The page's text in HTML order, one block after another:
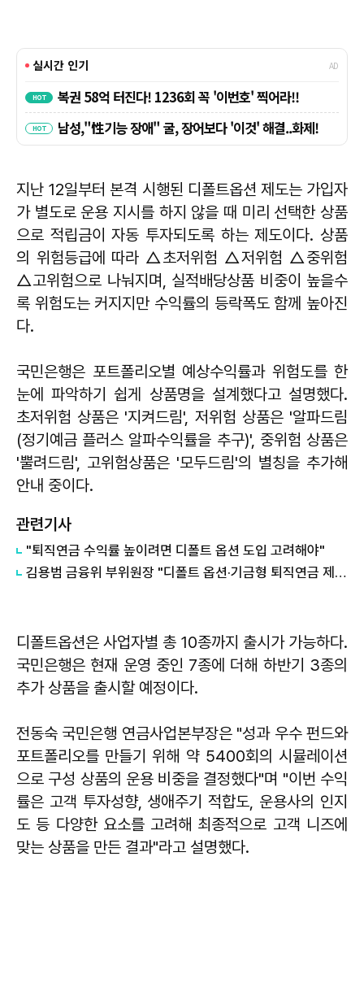
지난 12일부터 본격 시행된 디폴트옵션 제도는 가입자
가 별도로 운용 지시를 하지 않을 때 미리 선택한 상품
으로 적립금이 자동 투자되도록 하는 제도이다. 상품
의 위험등급에 따라 △초저위험 △저위험 △중위험
△고위험으로 나눠지며, 실적배당상품 비중이 높을수
록 위험도는 커지지만 수익률의 등락폭도 함께 높아진
다.
국민은행은 포트폴리오별 예상수익률과 위험도를 한
눈에 파악하기 쉽게 상품명을 설계했다고 설명했다.
초저위험 상품은 '지켜드림', 저위험 상품은 '알파드림
(정기예금 플러스 알파수익률을 추구)', 중위험 상품은
'뿔려드림', 고위험상품은 '모두드림'의 별칭을 추가해
안내 중이다.
관련기사
"퇴직연금 수익률 높이려면 디폴트 옵션 도입 고려해야"
김용범 금융위 부위원장 "디폴트 옵션·기금형 퇴직연금 제도 도입 검토"
디폴트옵션은 사업자별 총 10종까지 출시가 가능하다.
국민은행은 현재 운영 중인 7종에 더해 하반기 3종의
추가 상품을 출시할 예정이다.
전동숙 국민은행 연금사업본부장은 "성과 우수 펀드와
포트폴리오를 만들기 위해 약 5400회의 시뮬레이션
으로 구성 상품의 운용 비중을 결정했다"며 "이번 수익
률은 고객 투자성향, 생애주기 적합도, 운용사의 인지
도 등 다양한 요소를 고려해 최종적으로 고객 니즈에
맞는 상품을 만든 결과"라고 설명했다.